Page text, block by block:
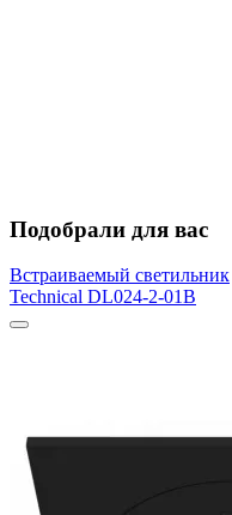
Подобрали для вас
Встраиваемый светильник
Technical DL024-2-01B